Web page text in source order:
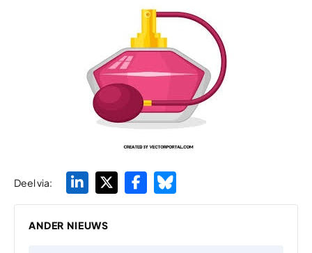
Deel via:
ANDER NIEUWS